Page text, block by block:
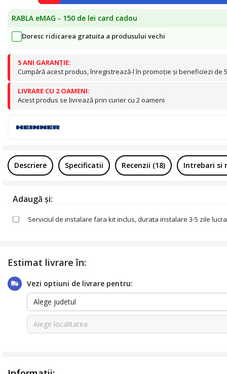
Estimat livrare în:
Vezi optiuni de livrare pentru:
Alege judetul
Alege localitatea
RABLA eMAG - 150 de lei card cadou
Doresc ridicarea gratuita a produsului vechi
5 ANI GARANȚIE:
Cumpără acest produs, înregistrează-l în promoție și beneficiezi de
LIVRARE CU 2 OAMENI:
Acest produs se livrează prin curier cu 2 oameni
Descriere Specificatii Recenzii (18) Intrebari si
Adaugă și:
Serviciul de instalare fara kit inclus, durata instalare 3-5 zile